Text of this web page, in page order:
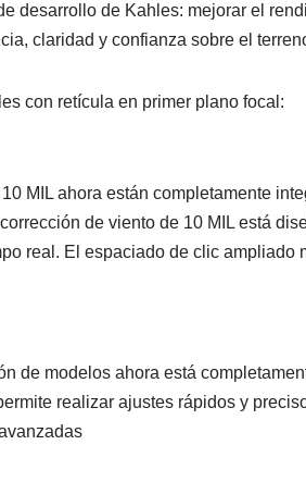
desarrollo de Kahles: mejorar el
claridad y confianza sobre el
con retícula en primer plano focal:
MIL ahora están completamente
de viento de 10 MIL está
real. El espaciado de clic
de modelos ahora está
realizar ajustes rápidos y